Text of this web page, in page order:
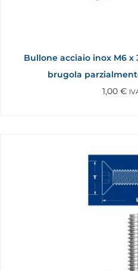
Bullone acciaio inox M6
brugola
1,00 €